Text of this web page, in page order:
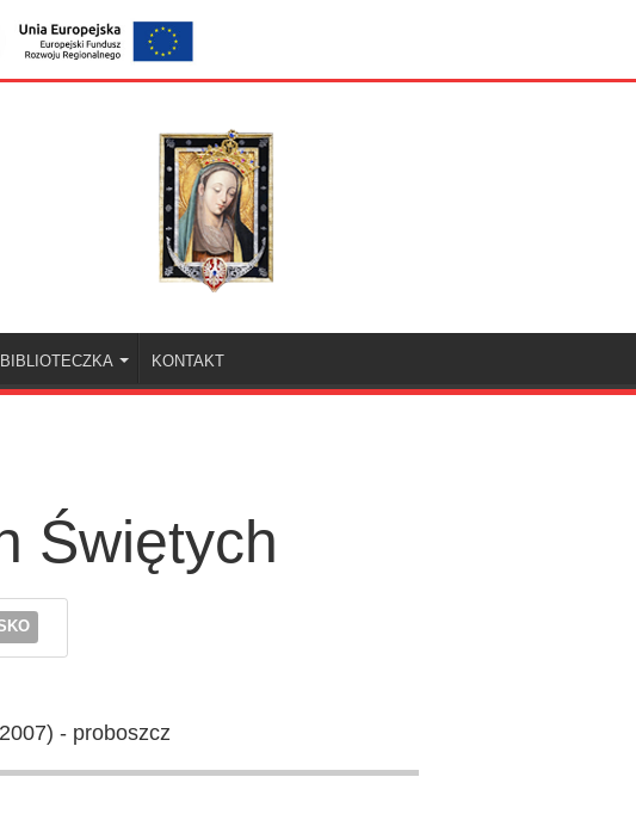
BIBLIOTECZKA KONTAKT
Świętych
- proboszcz